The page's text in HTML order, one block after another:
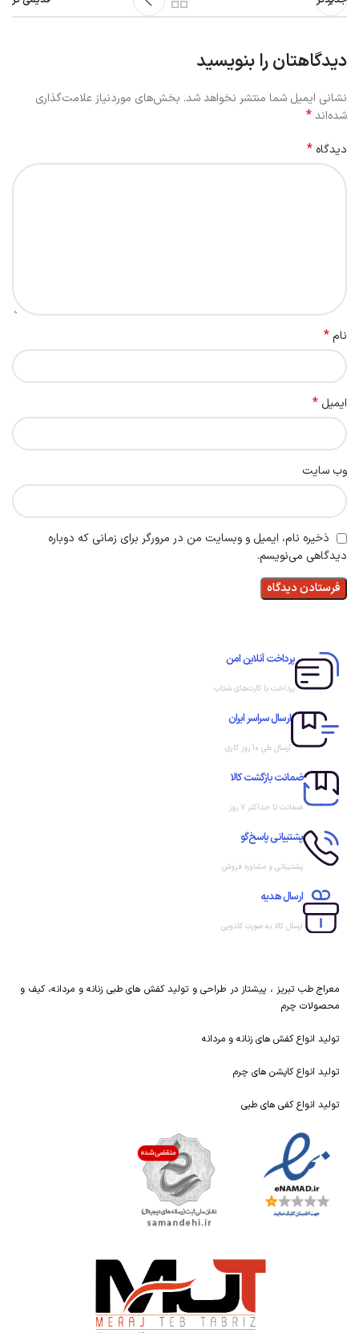
دیدگاهتان را بنویسید
نشانی ایمیل شما منتشر نخواهد شد. بخش‌های موردنیاز علامت‌گذاری
شده‌اند*
دیدگاه *
نام*
ایمیل *
وب‌ سایت
ذخیره نام، ایمیل و وبسایت من در مرورگر برای زمانی که دوباره
دیدگاهی می‌نویسم.
پرداخت آنلاین امن
پرداخت با کارت‌های شتاب
ارسال سراسر ایران
ارسال طی 10 روز کاری
ضمانت بازگشت کالا
ضمانت تا حداکثر ۷ روز
پشتیبانی پاسخ‌گو
پشتیبانی و مشاوره فروش
ارسال هدیه
ارسال کالا به صورت کادویی
معراج طب تبریز ، پیشتاز در طراحی و تولید کفش های طبی زنانه و مردانه، کیف و
محصولات چرم
تولید انواع کفش های زنانه و مردانه
تولید انواع کاپشن های چرم
تولید انواع کفی های طبی